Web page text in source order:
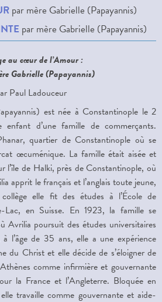
par mère Gabrielle (Papayannis)
par mère Gabrielle (Papayannis)
au cœur de l’Amour :
Gabrielle (Papayannis)
Paul Ladouceur
est née à Constantinople le 2
enfant d’une famille de commerçants.
quartier de Constantinople où se
œcuménique. La famille était aisée et
l’île de Halki, près de Constantinople, où
apprit le français et l’anglais toute jeune,
elle fit des études à l’École de
Lac, en Suisse. En 1923, la famille se
Avrilia poursuit des études universitaires
l’âge de 35 ans, elle a une expérience
du Christ et elle décide de s’éloigner de
comme infirmière et gouvernante
la France et l’Angleterre. Bloquée en
travaille comme gouvernante et aide-